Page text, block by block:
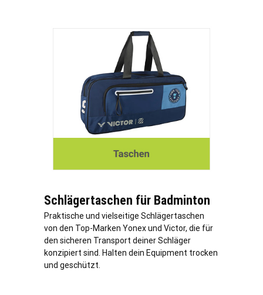
Schlägertaschen für Badminton
Praktische und vielseitige Schlägertaschen
von den Top-Marken Yonex und Victor, die für
den sicheren Transport deiner Schläger
konzipiert sind. Halten dein Equipment trocken
und geschützt.